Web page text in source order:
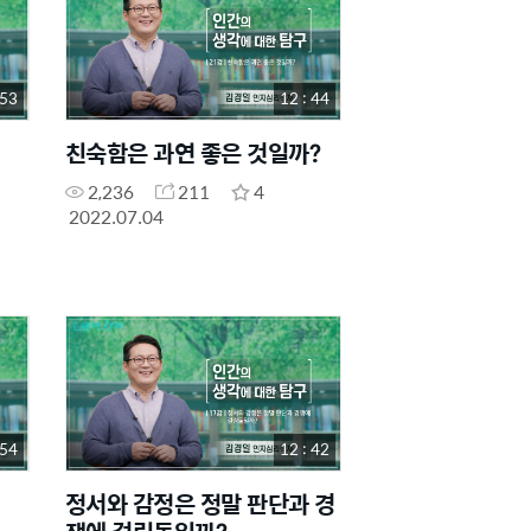
12 : 44
친숙함은 과연 좋은 것일까?
2,236 211
4
2022.07.04
12 : 42
정서와 감정은 정말 판단과 경